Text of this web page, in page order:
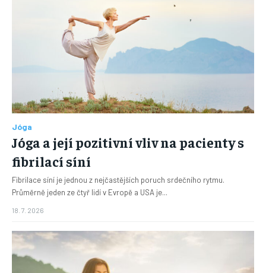
Jóga
Jóga a její pozitivní vliv na pacienty s
fibrilací síní
Fibrilace síní je jednou z nejčastějších poruch srdečního rytmu.
Průměrně jeden ze čtyř lidí v Evropě a USA je...
18. 7. 2026